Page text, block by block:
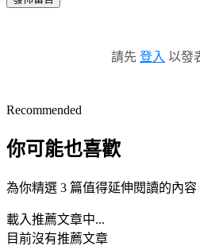
請先 登入 以發
Recommended
你可能也喜歡
為你精選 3 篇值得延伸閱讀的內容
載入推薦文章中...
目前沒有推薦文章